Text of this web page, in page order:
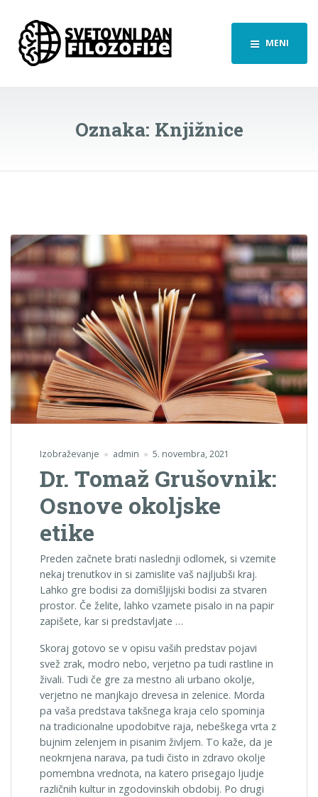
MENI
Oznaka: Knjižnice
Izobraževanje admin 5. novembra, 2021
Dr. Tomaž Grušovnik:
Osnove okoljske
etike
Preden začnete brati naslednji odlomek, si vzemite
nekaj trenutkov in si zamislite vaš najljubši kraj.
Lahko gre bodisi za domišljijski bodisi za stvaren
prostor. Če želite, lahko vzamete pisalo in na papir
zapišete, kar si predstavljate …
Skoraj gotovo se v opisu vaših predstav pojavi
svež zrak, modro nebo, verjetno pa tudi rastline in
živali. Tudi če gre za mestno ali urbano okolje,
verjetno ne manjkajo drevesa in zelenice. Morda
pa vaša predstava takšnega kraja celo spominja
na tradicionalne upodobitve raja, nebeškega vrta z
bujnim zelenjem in pisanim življem. To kaže, da je
neokrnjena narava, pa tudi čisto in zdravo okolje
pomembna vrednota, na katero prisegajo ljudje
različnih kultur in zgodovinskih obdobij. Po drugi